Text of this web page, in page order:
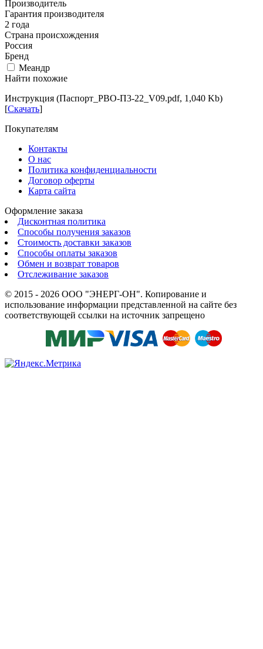
Производитель
Гарантия производителя
2 года
Страна происхождения
Россия
Бренд
Меандр
Найти похожие
Инструкция (Паспорт_РВО-П3-22_V09.pdf, 1,040 Kb)
[Скачать]
Покупателям
Контакты
О нас
Политика конфиденциальности
Договор оферты
Карта сайта
Оформление заказа
Дисконтная политика
Способы получения заказов
Стоимость доставки заказов
Способы оплаты заказов
Обмен и возврат товаров
Отслеживание заказов
© 2015 - 2026 ООО "ЭНЕРГ-ОН". Копирование и
использование информации представленной на сайте без
соответствующей ссылки на источник запрещено